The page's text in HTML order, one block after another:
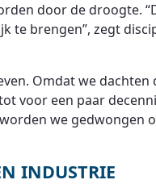
door de droogte.
te brengen”, zegt
Omdat we
voor een paar
we gedwongen
INDUSTRIE